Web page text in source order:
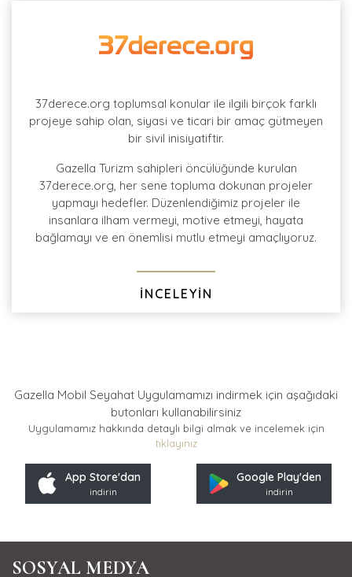
37derece.org toplumsal konular ile ilgili birçok farklı
projeye sahip olan, siyasi ve ticari bir amaç gütmeyen
bir sivil inisiyatiftir.
Gazella Turizm sahipleri öncülüğünde kurulan
37derece.org, her sene topluma dokunan projeler
yapmayı hedefler. Düzenlendiğimiz projeler ile
insanlara ilham vermeyi, motive etmeyi, hayata
bağlamayı ve en önemlisi mutlu etmeyi amaçlıyoruz.
İNCELEYİN
Gazella Mobil Seyahat Uygulamamızı indirmek için aşağıdaki
butonları kullanabilirsiniz
Uygulamamız hakkında detaylı bilgi almak ve incelemek için
tıklayınız
App Store'dan
indirin
Google Play'den
indirin
SOSYAL MEDYA